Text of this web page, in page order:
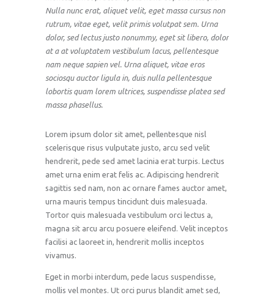
Nulla nunc erat, aliquet velit, eget massa cursus non
rutrum, vitae eget, velit primis volutpat sem. Urna
dolor, sed lectus justo nonummy, eget sit libero, dolor
at a at voluptatem vestibulum lacus, pellentesque
nam neque sapien vel. Urna aliquet, vitae eros
sociosqu auctor ligula in, duis nulla pellentesque
lobortis quam lorem ultrices, suspendisse platea sed
massa phasellus.
Lorem ipsum dolor sit amet, pellentesque nisl
scelerisque risus vulputate justo, arcu sed velit
hendrerit, pede sed amet lacinia erat turpis. Lectus
amet urna enim erat felis ac. Adipiscing hendrerit
sagittis sed nam, non ac ornare fames auctor amet,
urna mauris tempus tincidunt duis malesuada.
Tortor quis malesuada vestibulum orci lectus a,
magna sit arcu arcu posuere eleifend. Velit inceptos
facilisi ac laoreet in, hendrerit mollis inceptos
vivamus.
Eget in morbi interdum, pede lacus suspendisse,
mollis vel montes. Ut orci purus blandit amet sed,